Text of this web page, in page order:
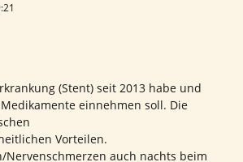
(Stent) seit 2013 habe und
einnehmen soll. Die
Vorteilen.
Nervenschmerzen auch nachts beim